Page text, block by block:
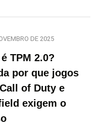
Os
PC
e
Consoles
que
abrem
DE 2025
TPM 2.0?
por que jogos
of Duty e
exigem o